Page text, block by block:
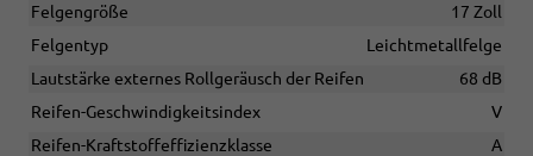
Felgengröße
17 Zoll
Felgentyp
Leichtmetallfelge
Lautstärke externes Rollgeräusch der Reifen
68 dB
Reifen-Geschwindigkeitsindex
V
Reifen-Kraftstoffeffizienzklasse
A